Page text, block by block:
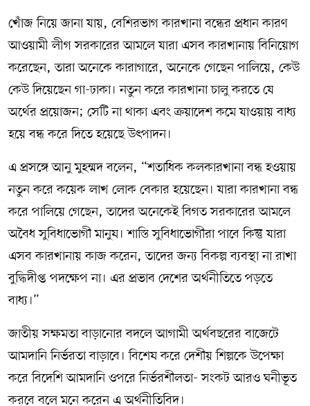
খোঁজ নিয়ে জানা যায়, বেশিরভাগ কারখানা বন্ধের প্রধান কারণ
আওয়ামী লীগ সরকারের আমলে যারা এসব কারখানায় বিনিয়োগ
করেছেন, তারা অনেকে কারাগারে, অনেকে গেছেন পালিয়ে, কেউ
কেউ দিয়েছেন গা-ঢাকা। নতুন করে কারখানা চালু করতে যে
অর্থের প্রয়োজন; সেটি না থাকা এবং ক্রয়াদেশ কমে যাওয়ায় বাধ্য
হয়ে বন্ধ করে দিতে হয়েছে উৎপাদন।
এ প্রসঙ্গে আনু মুহম্মদ বলেন, “শতাধিক কলকারখানা বন্ধ হওয়ায়
নতুন করে কয়েক লাখ লোক বেকার হয়েছেন। যারা কারখানা বন্ধ
করে পালিয়ে গেছেন, তাদের অনেকেই বিগত সরকারের আমলে
অবৈধ সুবিধাভোগী মানুষ। শাস্তি সুবিধাভোগীরা পাবে কিন্তু যারা
এসব কারখানায় কাজ করেন, তাদের জন্য বিকল্প ব্যবস্থা না রাখা
বুদ্ধিদীপ্ত পদক্ষেপ না। এর প্রভাব দেশের অর্থনীতিতে পড়তে
বাধ্য।”
জাতীয় সক্ষমতা বাড়ানোর বদলে আগামী অর্থবছরের বাজেটে
আমদানি নির্ভরতা বাড়াবে। বিশেষ করে দেশীয় শিল্পকে উপেক্ষা
করে বিদেশি আমদানি ওপরে নির্ভরশীলতা- সংকট আরও ঘনীভূত
করবে বলে মনে করেন এ অর্থনীতিবিদ।